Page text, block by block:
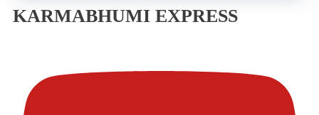
KARMABHUMI EXPRESS